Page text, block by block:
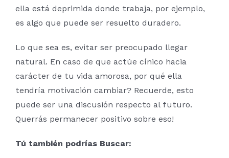
ella está deprimida donde trabaja, por ejemplo,
es algo que puede ser resuelto duradero.
Lo que sea es, evitar ser preocupado llegar
natural. En caso de que actúe cínico hacia
carácter de tu vida amorosa, por qué ella
tendría motivación cambiar? Recuerde, esto
puede ser una discusión respecto al futuro.
Querrás permanecer positivo sobre eso!
Tú también podrías Buscar: